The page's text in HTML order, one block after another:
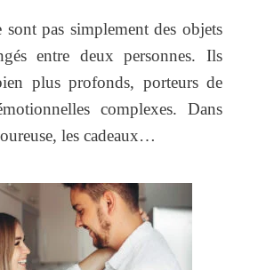
sont pas simplement des objets
entre deux personnes. Ils
plus profonds, porteurs de
complexes. Dans
les cadeaux…